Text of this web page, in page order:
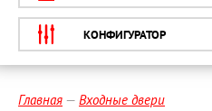
КОНФИГУРАТОР
Главная Входные двери